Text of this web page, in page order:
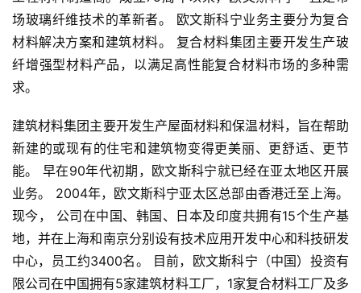
场玻璃纤维技术的革新者。 欧文斯科宁业务主要分为复合
材料解决方案和建筑材料。 复合材料集团主要开发生产玻
纤增强型材料产品，以满足高性能复合材料市场的多种需
求。
建筑材料集团主要开发生产屋面材料和保温材料，旨在帮助
新建的或现有的住宅和建筑物变得更美丽、更舒适、更节
能。 早在90年代初期，欧文斯科宁就已经在亚太地区开展
业务。 2004年，欧文斯科宁亚太区总部由香港迁至上海。
现今， 公司在中国、韩国、日本及印度共拥有15个生产基
地，并在上海和南京分别设有技术应用开发中心和科技研发
中心，员工约3400名。 目前，欧文斯科宁（中国）投资有
限公司在中国拥有5家建筑材料工厂，1家复合材料工厂及多